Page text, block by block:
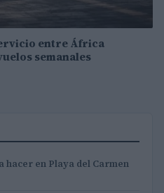
entre África
semanales
hacer en Playa del Carmen